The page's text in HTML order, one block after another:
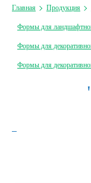
Главная Продукция
Формы для
Формы для
Формы для